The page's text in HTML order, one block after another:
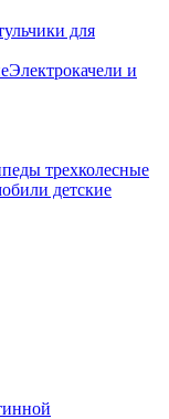
для
Электрокачели и
трехколесные
детские